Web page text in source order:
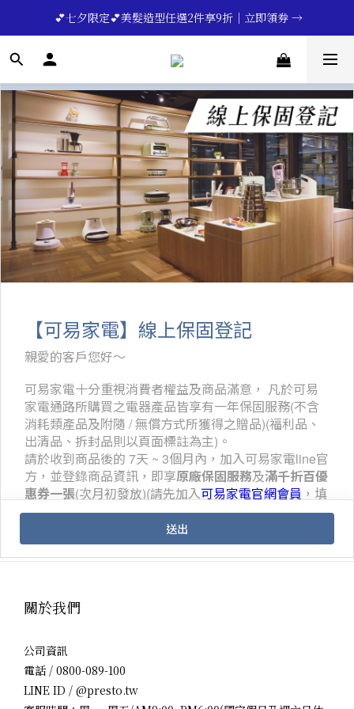
🔥💪My Superdad😍｜全館領券享9折｜立即領券 →
💕七夕限定💕美髮造型任選2件享9折｜立即領券 →
一分鐘登錄保固 | 買得安心又放心🔥▸▸
🔥💪My Superdad😍｜全館領券享9折｜立即領券 →
關於我們
公司資訊
電話 / 0800-089-100
LINE ID / @presto.tw